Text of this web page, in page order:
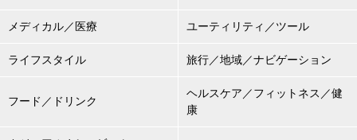
メディカル／医療 ユーティリティ／ツール
ライフスタイル 旅行／地域／ナビゲーション
フード／ドリンク
ヘルスケア／フィットネス／健
康